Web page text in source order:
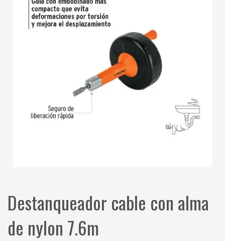
Destanqueador cable con alma
de nylon 7.6m